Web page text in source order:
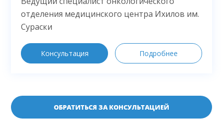
отделения медицинского центра Ихилов им.
Сураски
Консультация Подробнее
ОБРАТИТЬСЯ ЗА КОНСУЛЬТАЦИЕЙ